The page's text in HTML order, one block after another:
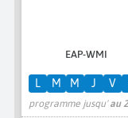
EAP-WMI
programme jusqu'au
L M M J V